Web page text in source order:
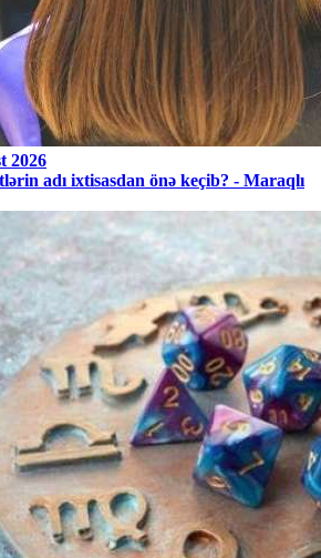
2026
adı ixtisasdan önə keçib? - Maraqlı